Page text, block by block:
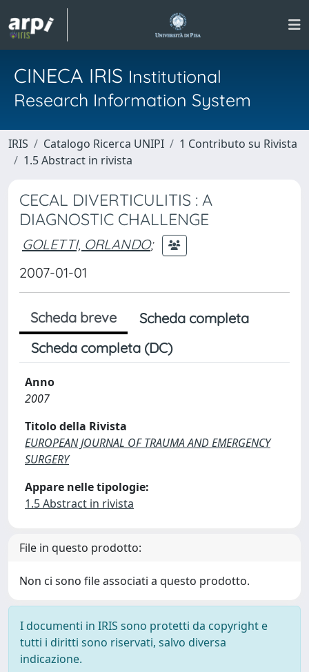
CINECA IRIS Institutional
Research Information System
IRIS Catalogo Ricerca UNIPI
1 Contributo su Rivista
1.5 Abstract in rivista
CECAL DIVERTICULITIS : A
DIAGNOSTIC CHALLENGE
GOLETTI, ORLANDO;
2007-01-01
Scheda breve
Scheda completa
Scheda completa (DC)
Anno
2007
Titolo della Rivista
EUROPEAN JOURNAL OF TRAUMA AND EMERGENCY
SURGERY
Appare nelle tipologie:
1.5 Abstract in rivista
File in questo prodotto:
Non ci sono file associati a questo prodotto.
I documenti in IRIS sono protetti da copyright e
tutti i diritti sono riservati, salvo diversa
indicazione.